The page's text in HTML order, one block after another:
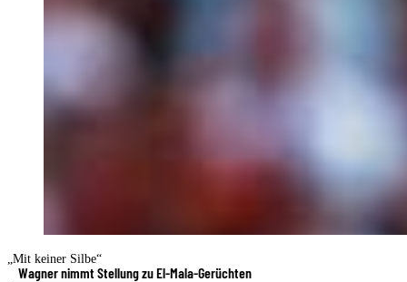
„Mit keiner Silbe“
Wagner nimmt Stellung zu El-Mala-Gerüchten